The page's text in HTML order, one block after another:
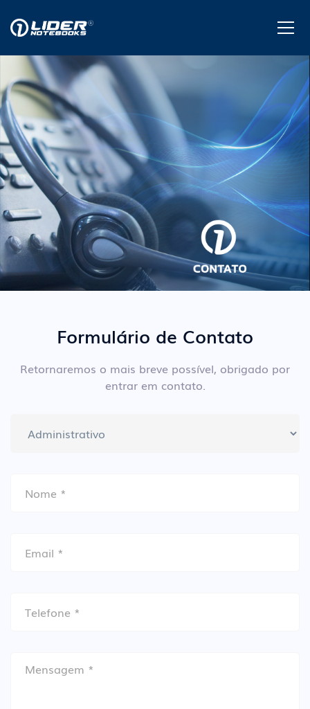
Formulário de Contato
Retornaremos o mais breve possível, obrigado por
entrar em contato.